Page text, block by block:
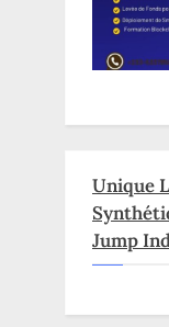
Unique
Jump